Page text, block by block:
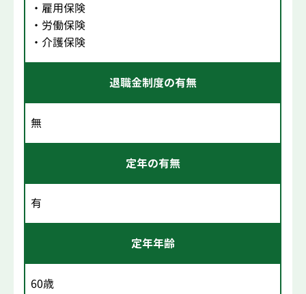
・雇用保険
・労働保険
・介護保険
退職金制度の有無
無
定年の有無
有
定年年齢
60歳